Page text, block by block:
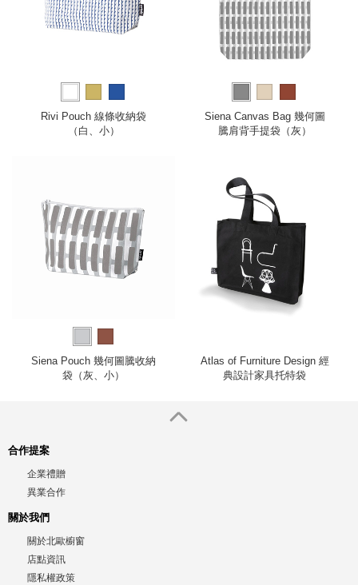
Rivi Pouch 線條收納袋
（白、小）
Siena Canvas Bag 幾何圖
騰肩背手提袋（灰）
Siena Pouch 幾何圖騰收納
袋（灰、小）
Atlas of Furniture Design 經
典設計家具托特袋
合作提案
企業禮贈
異業合作
關於我們
關於北歐櫥窗
店點資訊
隱私權政策